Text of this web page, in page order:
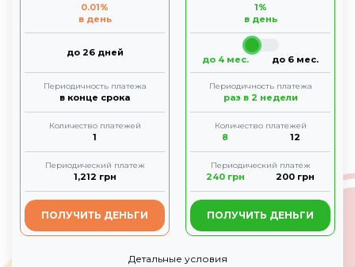
0.01%
в день
до 26 дней
Периодичность платежа
в конце срока
Количество платежей
1
Периодический платеж
1,212 грн
ПОЛУЧИТЬ ДЕНЬГИ
1%
в день
до 4 мес. до 6 мес.
Периодичность платежа
раз в 2 недели
Количество платежей
8 12
Периодический платеж
240грн 200 грн
ПОЛУЧИТЬ ДЕНЬГИ
Детальные условия